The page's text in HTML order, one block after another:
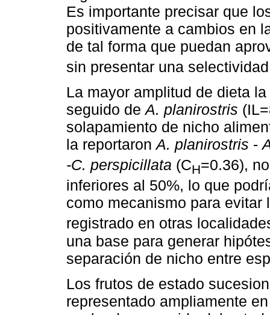
Es importante precisar que
positivamente a cambios en
de tal forma que puedan
sin presentar una
La mayor amplitud de dieta
seguido deA. planirostris
solapamiento de nicho
la reportaronA. planirostris -
-C. perspicillata (CH=0.36),
inferiores al 50%, lo que
como mecanismo para
registrado en otras
una base para generar
separación de nicho entre
Los frutos de estado
representado ampliamente